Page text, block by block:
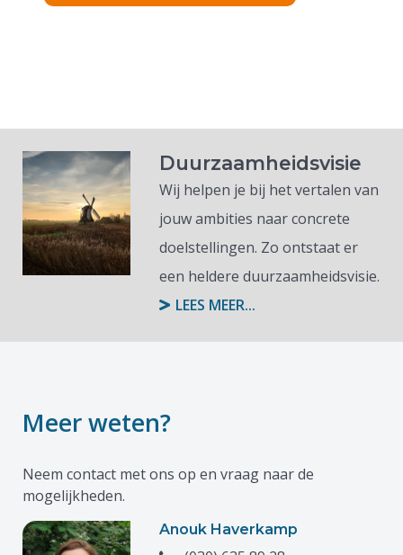
Duurzaamheidsvisie
Wij helpen je bij het vertalen van
jouw ambities naar concrete
doelstellingen. Zo ontstaat er
een heldere duurzaamheidsvisie.
LEES MEER...
Meer weten?
Neem contact met ons op en vraag naar de
mogelijkheden.
Anouk Haverkamp